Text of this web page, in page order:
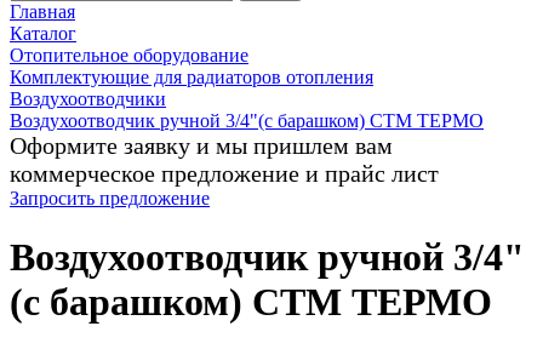
Главная
Каталог
Отопительное оборудование
Комплектующие для радиаторов отопления
Воздухоотводчики
Воздухоотводчик ручной 3/4"(с барашком) CTM ТЕРМО
Оформите заявку и мы пришлем вам
коммерческое предложение и прайс лист
Запросить предложение
Воздухоотводчик ручной 3/4"
(с барашком) CTM ТЕРМО